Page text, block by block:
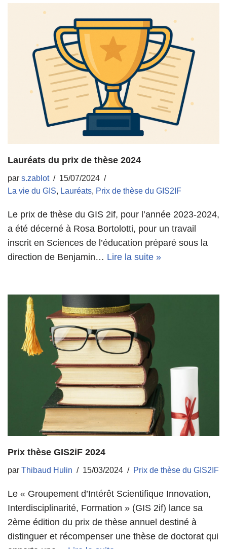
Lauréats du prix de thèse 2024
par s.zablot
15/07/2024
La vie du GIS, Lauréats, Prix de thèse du GIS2IF
Le prix de thèse du GIS 2if, pour l’année 2023-2024,
a été décerné à Rosa Bortolotti, pour un travail
inscrit en Sciences de l’éducation préparé sous la
direction de Benjamin… Lire la suite »
Prix thèse GIS2iF 2024
par Thibaud Hulin 15/03/2024 Prix de thèse du GIS2IF
Le « Groupement d’Intérêt Scientifique Innovation,
Interdisciplinarité, Formation » (GIS 2if) lance sa
2ème édition du prix de thèse annuel destiné à
distinguer et récompenser une thèse de doctorat qui